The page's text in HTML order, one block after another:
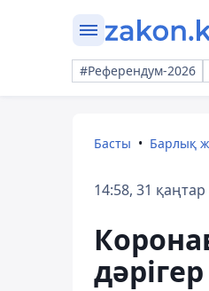
#Референдум-2026
Басты Барлық
14:58, 31